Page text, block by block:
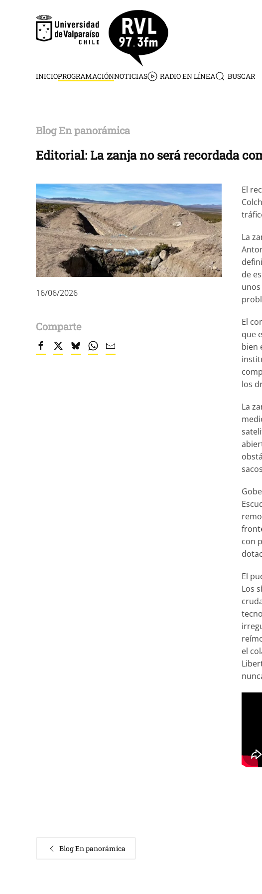
Skip to main content
INICIOPROGRAMACIÓNNOTICIAS RADIO EN LÍNEA BUSCAR
Blog En panorámica
Editorial: La zanja no será recordada
16/06/2026
Comparte
El
La
de
El
que
bien
los
La
con
El
Los
el
Blog En panorámica